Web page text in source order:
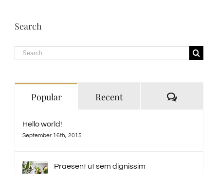
Search
Search
Popular Recent
Hello world!
September 16th, 2015
Praesent ut sem dignissim